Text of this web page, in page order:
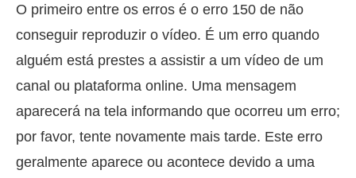
O primeiro entre os erros é o erro 150 de não
conseguir reproduzir o vídeo. É um erro quando
alguém está prestes a assistir a um vídeo de um
canal ou plataforma online. Uma mensagem
aparecerá na tela informando que ocorreu um erro;
por favor, tente novamente mais tarde. Este erro
geralmente aparece ou acontece devido a uma